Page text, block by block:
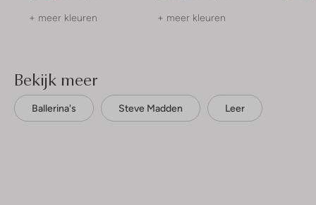
+ meer kleuren + meer kleuren
Bekijk meer
Ballerina's Steve Madden Leer